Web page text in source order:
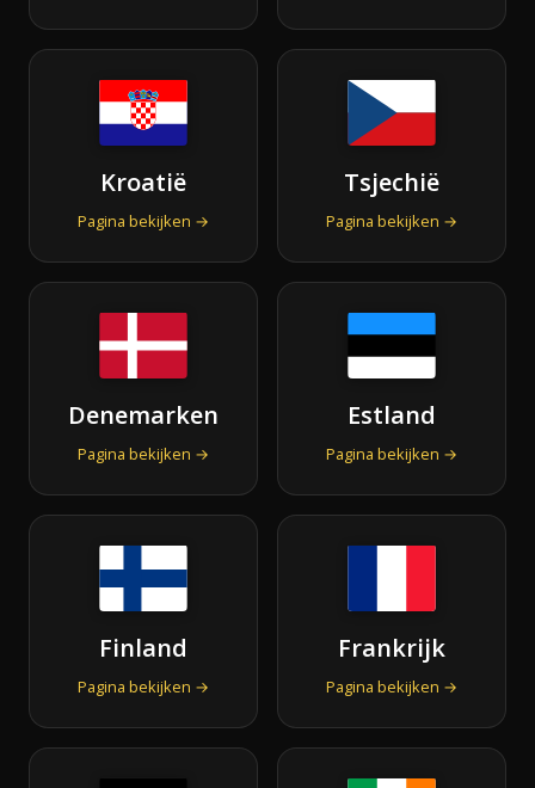
Kroatië
Pagina bekijken →
Tsjechië
Pagina bekijken →
Denemarken
Pagina bekijken →
Estland
Pagina bekijken →
Finland
Pagina bekijken →
Frankrijk
Pagina bekijken →